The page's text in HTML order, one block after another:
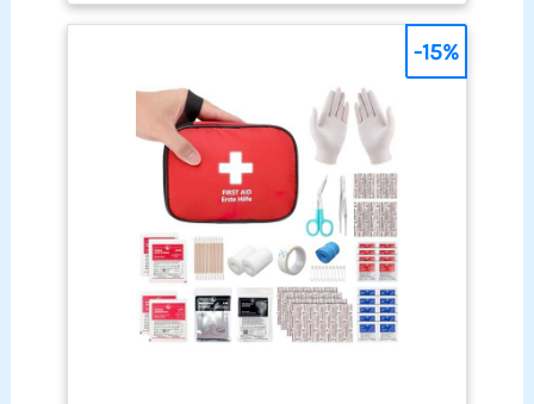
contenu de qualité dans nos kits que tout autre
sur le marché. Conception - Pour une efficacité et
premiers soins de base ne pèse que 0,35 livre et
présente une conception compacte et adaptée
aux voyages. Parfait pour les voitures, les écoles,
les bateaux, les enfants et il a une fonction
étanche Soins complets - Ce kit de survie ultime
comprend tout ce dont vous avez besoin pour
nettoyer et panser les blessures mineures dans
une mini pochette pratique. HAUTE QUALITÉ - Vous
avez besoin d'équipements de plein air aussi
résistants que vous, c'est pourquoi nous ne
vendons que des produits de la plus haute
qualité conçus pour durer.
-15%